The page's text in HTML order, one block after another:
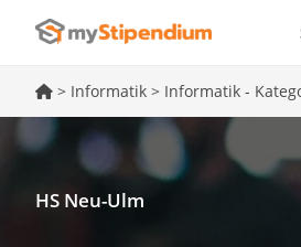
> Informatik > Informatik -
HS Neu-Ulm